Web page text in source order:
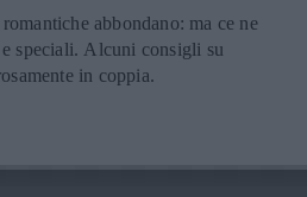
abbondano: ma ce ne
speciali. Alcuni consigli su
in coppia.